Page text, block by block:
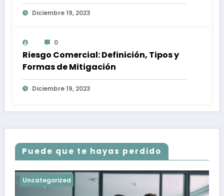
afectan a tu inversión
Diciembre 19, 2023
0
Riesgo Comercial: Definición, Tipos y
Formas de Mitigación
Diciembre 19, 2023
Puede que te hayas perdido
Uncategorized